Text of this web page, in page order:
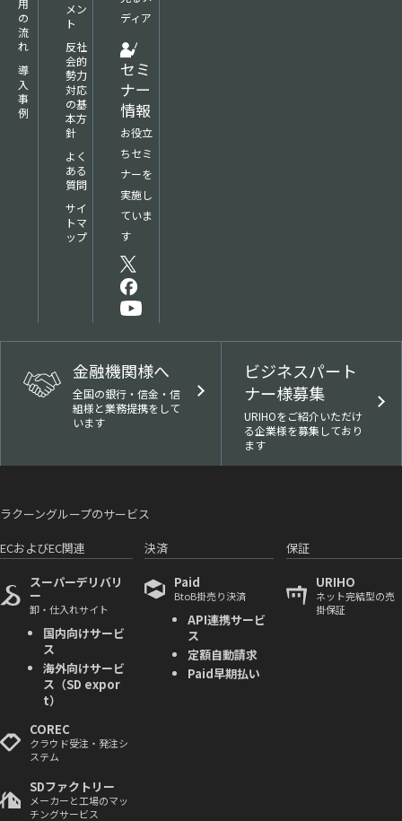
の
流
れ
導
入
事
例
ディア
セミ
ナー
情報
お役立
ちセミ
ナーを
実施し
ていま
す
メン
ト
反社
会的
勢力
対応
の基
本方
針
よく
ある
質問
サイ
トマ
ップ
金融機関様へ
全国の銀行・信金・信
組様と業務提携をして
います
ビジネスパート
ナー様募集
URIHOをご紹介いただけ
る企業様を募集しており
ます
ラクーングループのサービス
ECおよびEC関連
スーパーデリバリ
ー
卸・仕入れサイト
国内向けサービ
ス
海外向けサービ
ス（SD expor
t）
COREC
クラウド受注・発注シ
ステム
SDファクトリー
メーカーと工場のマッ
チングサービス
決済
Paid
BtoB掛売り決済
API連携サービ
ス
定額自動請求
Paid早期払い
保証
URIHO
ネット完結型の売
掛保証